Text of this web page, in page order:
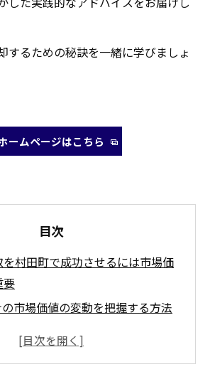
するための秘訣を一緒に学びましょ
ームページはこちら
目次
を村田町で成功させるには市場価
要
市場価値の変動を把握する方法
市場価値を調査する重要性